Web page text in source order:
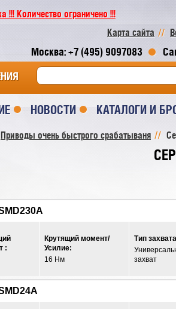
!!! Количество ограничено !!!
Карта сайта
Москва: +7 (495) 9097083
НОВОСТИ КАТАЛОГИ И
Приводы очень быстрого срабатываня
:
Крутящий момент/
Усилие:
16 Нм
Тип
захват